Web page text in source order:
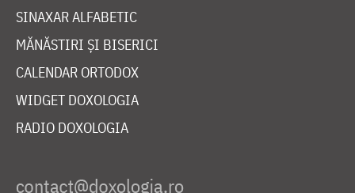
SINAXAR ALFABETIC
MĂNĂSTIRI ȘI BISERICI
CALENDAR ORTODOX
WIDGET DOXOLOGIA
RADIO DOXOLOGIA